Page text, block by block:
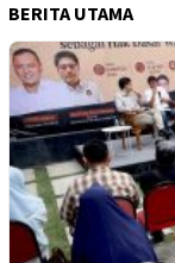
BERITA UTAMA